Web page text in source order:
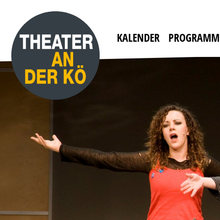
KALENDER PROGRAMM
mit WILLI THOMCZYK, DANA GOLOMBEK VON
HEINERSDORFF u. a.
Die Camper sind zurück!